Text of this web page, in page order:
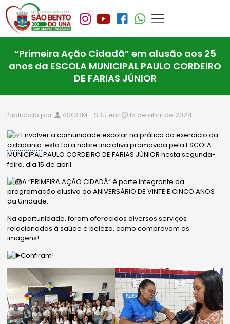
“Primeira Ação Cidadã” em alusão aos 25
anos da ESCOLA MUNICIPAL PAULO CORDEIRO
DE FARIAS JÚNIOR
Publicado por ASCOM - SBU em 15 de abril de 2024
Envolver a comunidade escolar na prática do exercício da
cidadania: esta foi a nobre iniciativa promovida pela ESCOLA
MUNICIPAL PAULO CORDEIRO DE FARIAS JÚNIOR nesta segunda-
feira, dia 15 de abril.
A “PRIMEIRA AÇÃO CIDADÃ” é parte integrante da
programação alusiva ao ANIVERSÁRIO DE VINTE E CINCO ANOS
da Unidade.
Na oportunidade, foram oferecidos diversos serviços
relacionados à saúde e beleza, como comprovam as
imagens!
Confiram!